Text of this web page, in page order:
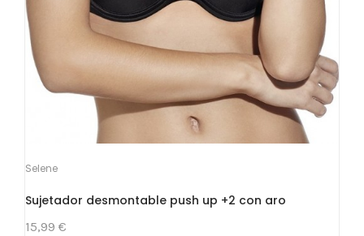
Selene
Sujetador desmontable push up +2 con aro
15,99 €